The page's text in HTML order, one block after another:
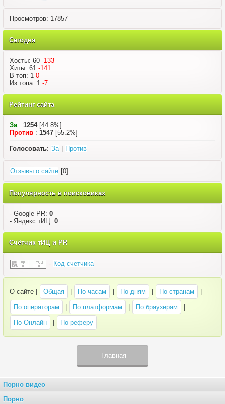
Просмотров: 17857
Сегодня
Хосты: 60 -133
Хиты: 61 -141
В топ: 1 0
Из топа: 1 -7
Рейтинг сайта
За : 1254[44.8%]
Против : 1547 [55.2%]
Голосовать: За | Против
Отзывы о сайте [0]
Популярность в поисковиках
- Google PR: 0
- Яндекс тИЦ: 0
Счётчик тИЦ и PR
- Код счетчика
О сайте | Общая | По часам | По дням | По странам |
По операторам | По платформам | По браузерам |
По Онлайн | По реферу
Главная
Порно видео
Порно